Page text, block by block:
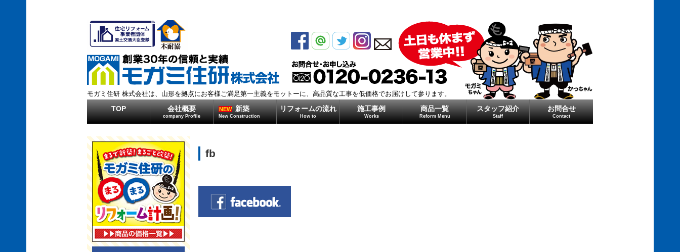
モガミ住研株式会社
モガミ住研 株式会社は、山形を拠点にお客様ご満足第一主義をモットーに、高品質な工事を低価格でお届けして参ります。
TOP 会社概要
company Profile
NEW 新築
New Construction
リフォームの流れ
How to
施工事例
Works
商品一覧
Reform Menu
スタッフ紹介
Staff
お問合せ
Contact
fb